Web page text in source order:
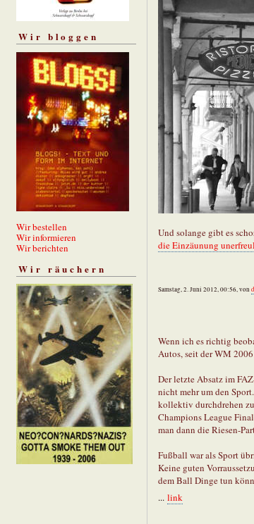
Wir bloggen
Wir bestellen
Wir informieren
Wir berichten
Wir räuchern
Und solange gibt es
die Einzäunung
Samstag, 2. Juni 2012, 00:56, von
Wenn ich es richtig
Autos, seit der WM
Der letzte Absatz im
nicht mehr um den
kollektiv durchdrehen
Champions League
man dann die Riesen-
Fußball war als Sport
Keine guten
dem Ball Dinge tun
... link